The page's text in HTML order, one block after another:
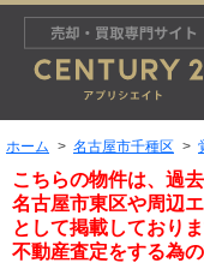
ホーム 名古屋市千種区
こちらの物件は、過
名古屋市東区や周辺
として掲載しておりま
不動産査定をする為